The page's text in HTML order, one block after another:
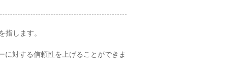
します。
対する信頼性を上げることができま